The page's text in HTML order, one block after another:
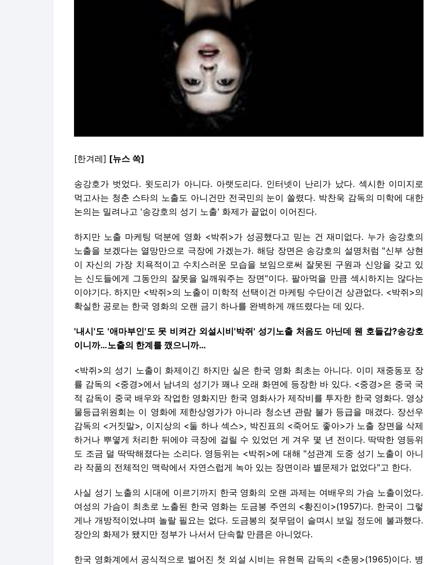
[한겨레] [뉴스 쏙]
송강호가 벗었다. 윗도리가 아니다. 아랫도리다. 인터넷이 난리가 났다. 섹시한 이미지로
먹고사는 청춘 스타의 노출도 아니건만 전국민의 눈이 쏠렸다. 박찬욱 감독의 미학에 대한
논의는 밀려나고 '송강호의 성기 노출' 화제가 끝없이 이어진다.
하지만 노출 마케팅 덕분에 영화 <박쥐>가 성공했다고 믿는 건 재미없다. 누가 송강호의
노출을 보겠다는 열망만으로 극장에 가겠는가. 해당 장면은 송강호의 설명처럼 "신부 상현
이 자신의 가장 치욕적이고 수치스러운 모습을 보임으로써 잘못된 구원과 신앙을 갖고 있
는 신도들에게 그동안의 잘못을 일깨워주는 장면"이다. 팔아먹을 만큼 섹시하지는 않다는
이야기다. 하지만 <박쥐>의 노출이 미학적 선택이건 마케팅 수단이건 상관없다. <박쥐>의
확실한 공로는 한국 영화의 오랜 금기 하나를 완벽하게 깨뜨렸다는 데 있다.
'내시'도 '애마부인'도 못 비켜간 외설시비'박쥐' 성기노출 처음도 아닌데 웬 호들갑?송강호
이니까…노출의 한계를 깼으니까…
<박쥐>의 성기 노출이 화제이긴 하지만 실은 한국 영화 최초는 아니다. 이미 재중동포 장
률 감독의 <중경>에서 남녀의 성기가 꽤나 오래 화면에 등장한 바 있다. <중경>은 중국 국
적 감독이 중국 배우와 작업한 영화지만 한국 영화사가 제작비를 투자한 한국 영화다. 영상
물등급위원회는 이 영화에 제한상영가가 아니라 청소년 관람 불가 등급을 매겼다. 장선우
감독의 <거짓말>, 이지상의 <둘 하나 섹스>, 박진표의 <죽어도 좋아>가 노출 장면을 삭제
하거나 뿌옇게 처리한 뒤에야 극장에 걸릴 수 있었던 게 겨우 몇 년 전이다. 딱딱한 영등위
도 조금 덜 딱딱해졌다는 소리다. 영등위는 <박쥐>에 대해 "성관계 도중 성기 노출이 아니
라 작품의 전체적인 맥락에서 자연스럽게 녹아 있는 장면이라 별문제가 없었다"고 한다.
사실 성기 노출의 시대에 이르기까지 한국 영화의 오랜 과제는 여배우의 가슴 노출이었다.
여성의 가슴이 최초로 노출된 한국 영화는 도금봉 주연의 <황진이>(1957)다. 한국이 그렇
게나 개방적이었냐며 놀랄 필요는 없다. 도금봉의 젖무덤이 슬며시 보일 정도에 불과했다.
장안의 화제가 됐지만 정부가 나서서 단속할 만큼은 아니었다.
한국 영화계에서 공식적으로 벌어진 첫 외설 시비는 유현목 감독의 <춘몽>(1965)이다. 병